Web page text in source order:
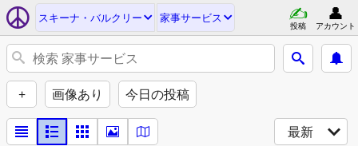
スキーナ・バルクリー 家事サービス
投稿 アカウント
+ 画像あり 今日の投稿
最新